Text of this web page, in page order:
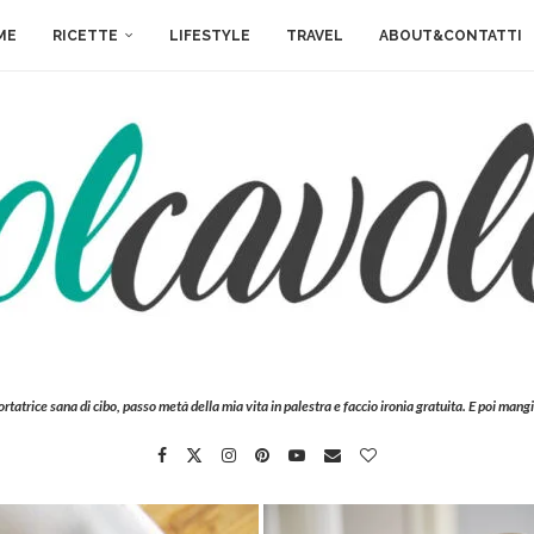
RICETTE LIFESTYLE TRAVEL ABOUT&CONTATTI
sana di cibo, passo metà della mia vita in palestra e faccio ironia gratuita. E poi